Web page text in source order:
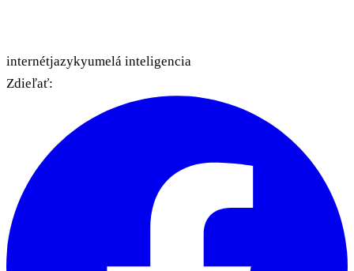
internétjazykyumelá inteligencia
Zdieľať: